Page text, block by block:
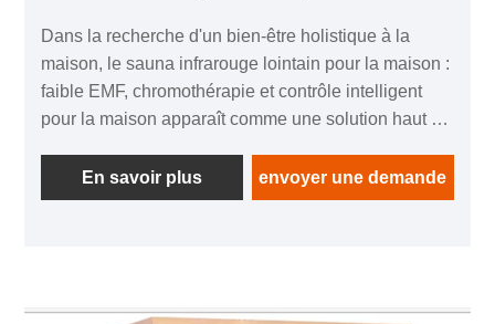
Dans la recherche d'un bien-être holistique à la
maison, le sauna infrarouge lointain pour la maison :
faible EMF, chromothérapie et contrôle intelligent
pour la maison apparaît comme une solution haut de
conception réfléchie et des fonctionnalités centrées
sur l'utilisateur. Conçu pour les amateurs de santé,
faible CEM, la chromothérapie (luminothérapie), la
En savoir plus envoyer une demande